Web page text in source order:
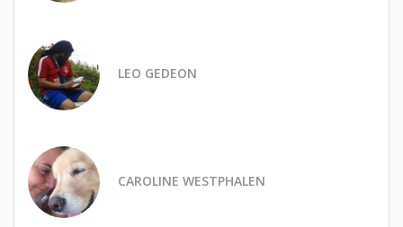
LEO GEDEON
CAROLINE WESTPHALEN